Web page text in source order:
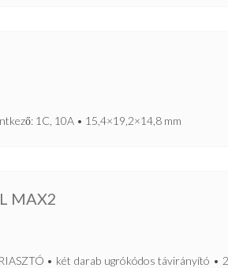
1C, 10A • 15,4×19,2×14,8 mm
MAX2
• két darab ugrókódos távirányító •